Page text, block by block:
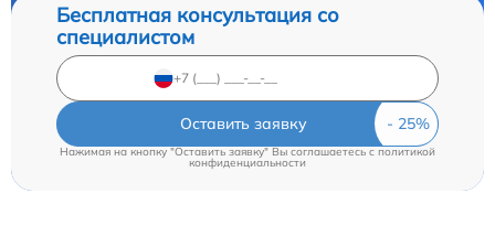
Бесплатная консультация со
специалистом
Оставить заявку
Нажимая на кнопку "Оставить заявку" Вы соглашаетесь cполитикой
конфиденциальности